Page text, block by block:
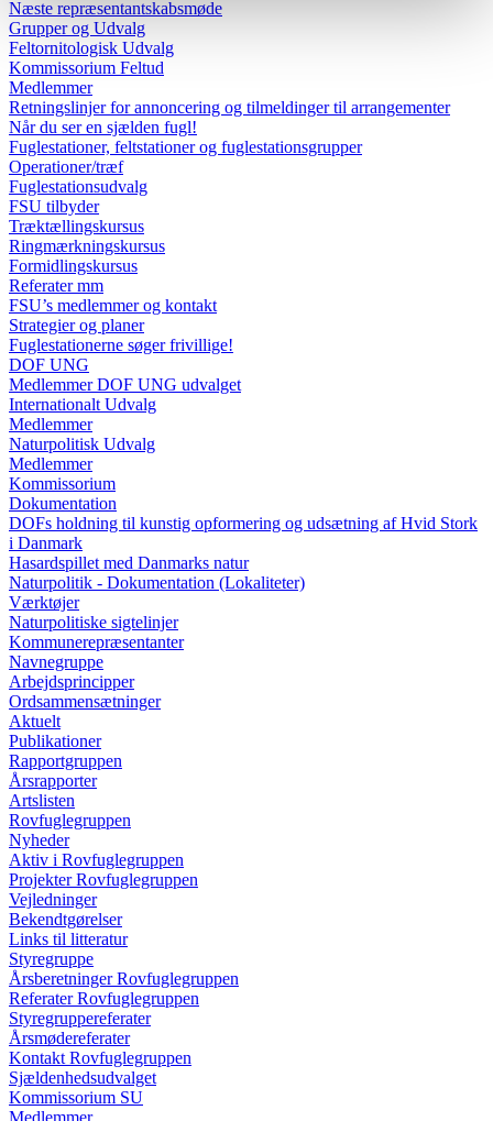
Næste repræsentantskabsmøde
Grupper og Udvalg
Feltornitologisk Udvalg
Kommissorium Feltud
Medlemmer
Retningslinjer for annoncering og tilmeldinger til arrangementer
Når du ser en sjælden fugl!
Fuglestationer, feltstationer og fuglestationsgrupper
Operationer/træf
Fuglestationsudvalg
FSU tilbyder
Træktællingskursus
Ringmærkningskursus
Formidlingskursus
Referater mm
FSU’s medlemmer og kontakt
Strategier og planer
Fuglestationerne søger frivillige!
DOF UNG
Medlemmer DOF UNG udvalget
Internationalt Udvalg
Medlemmer
Naturpolitisk Udvalg
Medlemmer
Kommissorium
Dokumentation
DOFs holdning til kunstig opformering og udsætning af Hvid Stork
i Danmark
Hasardspillet med Danmarks natur
Naturpolitik - Dokumentation (Lokaliteter)
Værktøjer
Naturpolitiske sigtelinjer
Kommunerepræsentanter
Navnegruppe
Arbejdsprincipper
Ordsammensætninger
Aktuelt
Publikationer
Rapportgruppen
Årsrapporter
Artslisten
Rovfuglegruppen
Nyheder
Aktiv i Rovfuglegruppen
Projekter Rovfuglegruppen
Vejledninger
Bekendtgørelser
Links til litteratur
Styregruppe
Årsberetninger Rovfuglegruppen
Referater Rovfuglegruppen
Styregruppereferater
Årsmødereferater
Kontakt Rovfuglegruppen
Sjældenhedsudvalget
Kommissorium SU
Medlemmer